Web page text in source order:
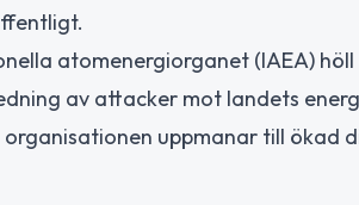
atomenergiorganet (IAEA)
av attacker mot landets
uppmanar till ökad